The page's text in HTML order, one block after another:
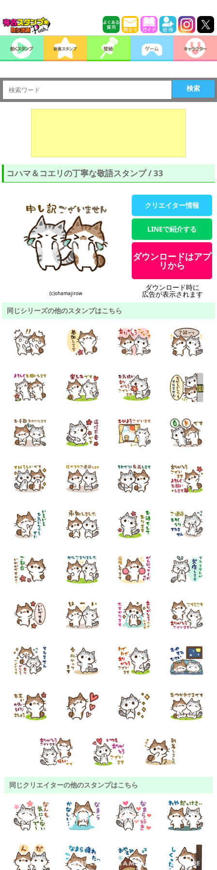
検索
コハマ＆コエリの丁寧な敬語スタンプ / 33
(c)ohamajirow
クリエイター情報
LINEで紹介する
ダウンロードはアプ
リから
ダウンロード時に
広告が表示されます
同じシリーズの他のスタンプはこちら
同じクリエイターの他のスタンプはこちら